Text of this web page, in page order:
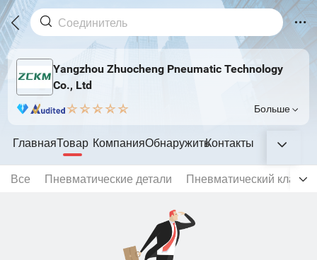
Yangzhou Zhuocheng Pneumatic Technology
Co., Ltd
Больше
ГлавнаяТовар КомпанияОбнаружитьКонтакты
Все Пневматические детали Пневматический клапан